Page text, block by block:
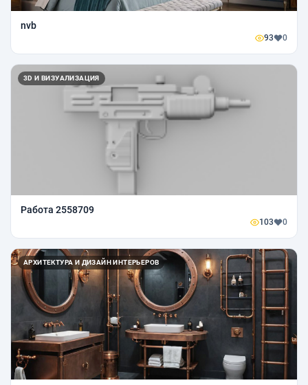
nvb
93 0
3D И ВИЗУАЛИЗАЦИЯ
Работа 2558709
103 0
АРХИТЕКТУРА И ДИЗАЙН ИНТЕРЬЕРОВ